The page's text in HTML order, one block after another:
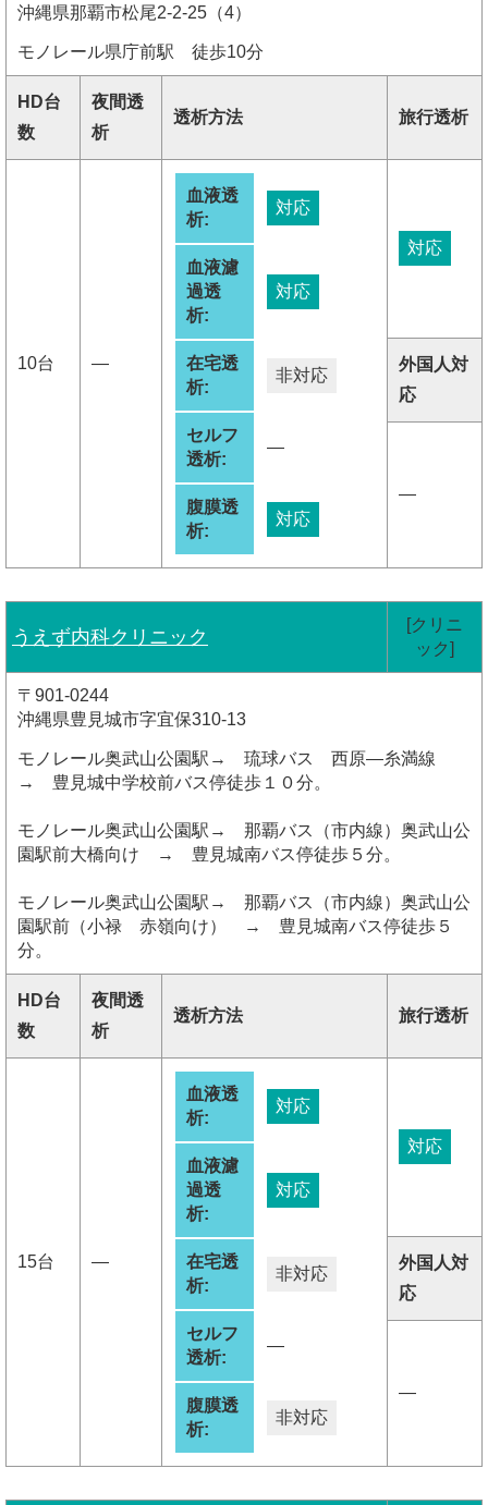
沖縄県那覇市松尾2-2-25（4）
モノレール県庁前駅 徒歩10分
HD台
数
夜間透
析
透析方法 旅行透析
10台 ―
血液透
析:
対応
血液濾
過透
析:
対応
在宅透
析:
非対応
セルフ
透析:
―
腹膜透
析:
対応
対応
外国人対
応
―
うえず内科クリニック
[クリニ
ック]
〒901-0244
沖縄県豊見城市字宜保310-13
モノレール奥武山公園駅→ 琉球バス 西原―糸満線
→ 豊見城中学校前バス停徒歩１０分。
モノレール奥武山公園駅→ 那覇バス（市内線）奥武山公
園駅前大橋向け → 豊見城南バス停徒歩５分。
モノレール奥武山公園駅→ 那覇バス（市内線）奥武山公
園駅前（小禄 赤嶺向け） → 豊見城南バス停徒歩５
分。
HD台
数
夜間透
析
透析方法 旅行透析
15台 ―
血液透
析:
対応
血液濾
過透
析:
対応
在宅透
析:
非対応
セルフ
透析:
―
腹膜透
析:
非対応
対応
外国人対
応
―